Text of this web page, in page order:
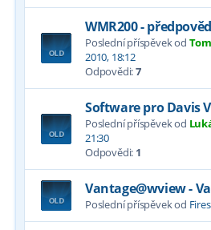
WMR200 -
Poslední příspěvek od
2010, 18:12
Odpovědi:7
Software pro Davis
Poslední příspěvek od
21:30
Odpovědi: 1
Vantage@wview -
Poslední příspěvek od